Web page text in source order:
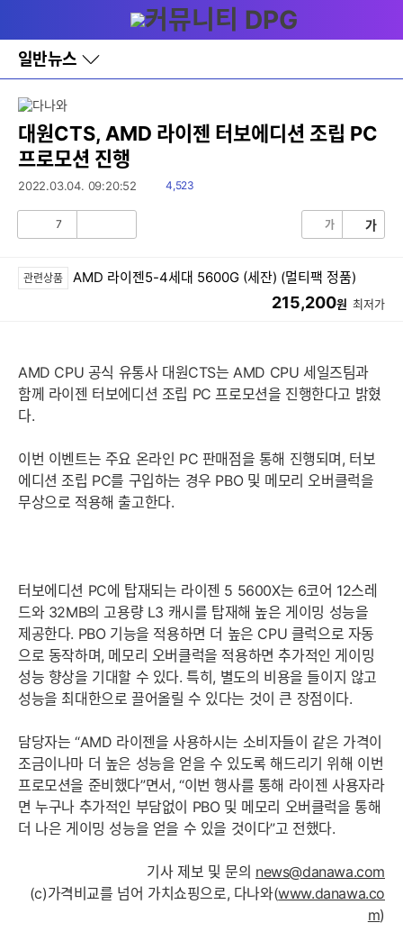
와
홈
일반뉴스
바
로
레
이
어
창
토
대원CTS, AMD 라이젠 터보에디션 조립 PC
프로모션 진행
2022.03.04. 09:20:52
읽
4,523
7 가 가
관련상품 AMD 라이젠5-4세대 5600G (세잔) (멀티팩 정품)
215,200원 최저가
AMD CPU 공식 유통사 대원CTS는 AMD CPU 세일즈팀과
함께 라이젠 터보에디션 조립 PC 프로모션을 진행한다고 밝혔
다.
이번 이벤트는 주요 온라인 PC 판매점을 통해 진행되며, 터보
에디션 조립 PC를 구입하는 경우 PBO 및 메모리 오버클럭을
무상으로 적용해 출고한다.
터보에디션 PC에 탑재되는 라이젠 5 5600X는 6코어 12스레
드와 32MB의 고용량 L3 캐시를 탑재해 높은 게이밍 성능을
제공한다. PBO 기능을 적용하면 더 높은 CPU 클럭으로 자동
으로 동작하며, 메모리 오버클럭을 적용하면 추가적인 게이밍
성능 향상을 기대할 수 있다. 특히, 별도의 비용을 들이지 않고
성능을 최대한으로 끌어올릴 수 있다는 것이 큰 장점이다.
담당자는 “AMD 라이젠을 사용하시는 소비자들이 같은 가격이
조금이나마 더 높은 성능을 얻을 수 있도록 해드리기 위해 이번
프로모션을 준비했다”면서, “이번 행사를 통해 라이젠 사용자라
면 누구나 추가적인 부담없이 PBO 및 메모리 오버클럭을 통해
더 나은 게이밍 성능을 얻을 수 있을 것이다”고 전했다.
기사 제보 및 문의 news@danawa.com
(c)가격비교를 넘어 가치쇼핑으로, 다나와(www.danawa.co
m)